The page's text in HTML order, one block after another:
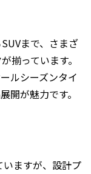
まで、さまざ
揃っています。
ルシーズンタイ
開が魅力です。
ますが、設計プ